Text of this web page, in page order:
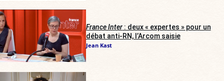
France Inter: deux « expertes » pour un
débat anti-RN, l’Arcom saisie
Jean Kast